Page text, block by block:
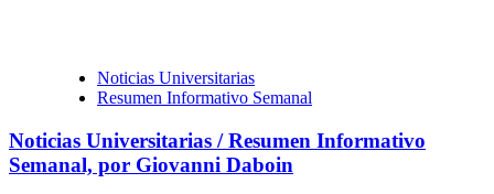
Noticias Universitarias
Resumen Informativo Semanal
Noticias Universitarias / Resumen Informativo
Semanal, por Giovanni Daboin